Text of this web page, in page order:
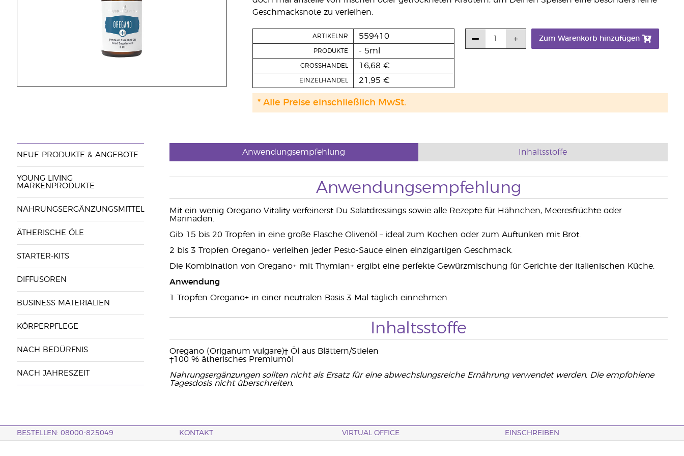
Geschmacksnote zu verleihen.
ARTIKELNR 559410
PRODUKTE - 5ml
GROSSHANDEL 16,68 €
EINZELHANDEL 21,95 €
Zum Warenkorb hinzufügen
* Alle Preise einschließlich MwSt.
NEUE PRODUKTE & ANGEBOTE
YOUNG LIVING
MARKENPRODUKTE
NAHRUNGSERGÄNZUNGSMITTEL
ÄTHERISCHE ÖLE
STARTER-KITS
DIFFUSOREN
BUSINESS MATERIALIEN
KÖRPERPFLEGE
NACH BEDÜRFNIS
NACH JAHRESZEIT
Anwendungsempfehlung Inhaltsstoffe
Anwendungsempfehlung
Mit ein wenig Oregano Vitality verfeinerst Du Salatdressings sowie alle Rezepte für Hähnchen, Meeresfrüchte oder
Marinaden.
Gib 15 bis 20 Tropfen in eine große Flasche Olivenöl – ideal zum Kochen oder zum Auftunken mit Brot.
2 bis 3 Tropfen Oregano+ verleihen jeder Pesto-Sauce einen einzigartigen Geschmack.
Die Kombination von Oregano+ mit Thymian+ ergibt eine perfekte Gewürzmischung für Gerichte der italienischen Küche.
Anwendung
1 Tropfen Oregano+ in einer neutralen Basis 3 Mal täglich einnehmen.
Inhaltsstoffe
Oregano (Origanum vulgare)† Öl aus Blättern/Stielen
†100 % ätherisches Premiumöl
Nahrungsergänzungen sollten nicht als Ersatz für eine abwechslungsreiche Ernährung verwendet werden. Die empfohlene
Tagesdosis nicht überschreiten.
BESTELLEN: 08000-825049 KONTAKT VIRTUAL OFFICE EINSCHREIBEN